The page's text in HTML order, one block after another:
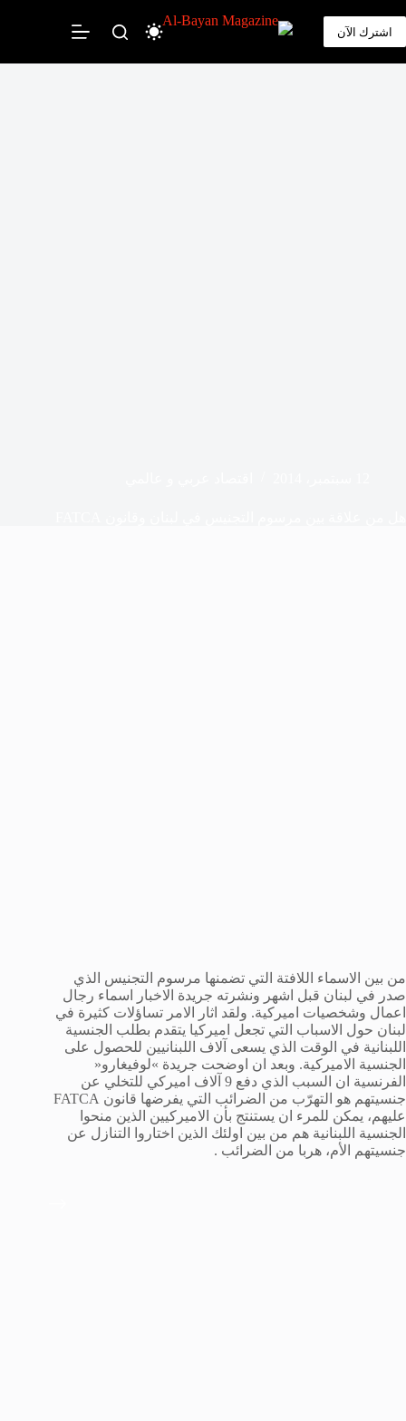
إلى
المحتوى
اشترك الآن
من بين الاسماء اللافتة التي تضمنها مرسوم التجنيس الذي
صدر في لبنان قبل اشهر ونشرته جريدة الاخبار اسماء رجال
اعمال وشخصيات اميركية. ولقد اثار الامر تساؤلات كثيرة في
لبنان حول الاسباب التي تجعل اميركيا يتقدم بطلب الجنسية
اللبنانية في الوقت الذي يسعى آلاف اللبنانيين للحصول على
الجنسية الاميركية. وبعد ان اوضحت جريدة »لوفيغارو«
الفرنسية ان السبب الذي دفع 9 آلاف اميركي للتخلي عن
جنسيتهم هو التهرّب من الضرائب التي يفرضها قانون FATCA
عليهم، يمكن للمرء ان يستنتج بأن الاميركيين الذين منحوا
الجنسية اللبنانية هم من بين اولئك الذين اختاروا التنازل عن
جنسيتهم الأم، هربا من الضرائب .